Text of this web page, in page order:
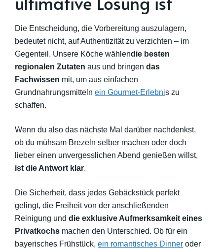
Die Entscheidung, die Vorbereitung auszulagern,
bedeutet nicht, auf Authentizität zu verzichten – im
Gegenteil. Unsere Köche wählendie besten
regionalen Zutaten aus und bringen das
Fachwissen mit, um aus einfachen
Grundnahrungsmitteln ein Gourmet-Erlebnis zu
schaffen.
Wenn du also das nächste Mal darüber nachdenkst,
ob du mühsam Brezeln selber machen oder doch
lieber einen unvergesslichen Abend genießen willst,
ist die Antwort klar.
Die Sicherheit, dass jedes Gebäckstück perfekt
gelingt, die Freiheit von der anschließenden
Reinigung und die exklusive Aufmerksamkeit eines
Privatkochs machen den Unterschied. Ob für ein
bayerisches Frühstück, ein romantisches Dinner oder